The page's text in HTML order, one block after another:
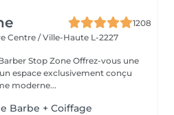
1208
Centre / Ville-Haute L-2227
Zone Offrez-vous une
espace exclusivement conçu
moderne...
Barbe + Coiffage